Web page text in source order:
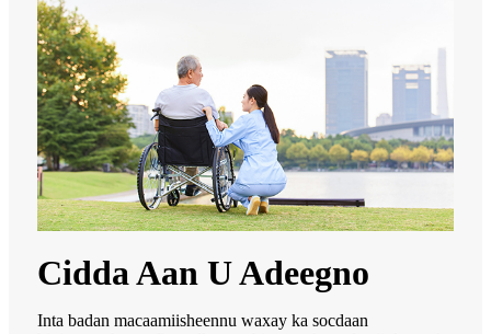
Cidda Aan U Adeegno
Inta badan macaamiisheennu waxay ka socdaan